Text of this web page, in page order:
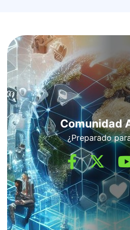
Comunidad
¿Preparado